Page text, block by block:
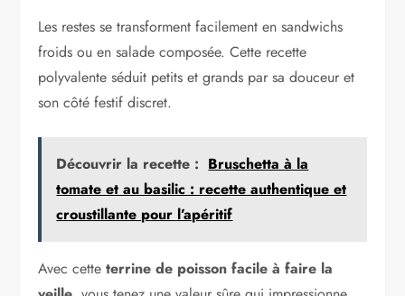
Les restes se transforment facilement en sandwichs
froids ou en salade composée. Cette recette
polyvalente séduit petits et grands par sa douceur et
son côté festif discret.
Découvrir la recette : Bruschetta à la
tomate et au basilic : recette authentique et
croustillante pour l’apéritif
Avec cetteterrine de poisson facile à faire la